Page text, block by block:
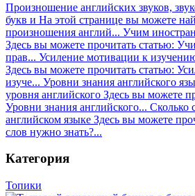
Произношение английских звуков,
букв и На этой странице вы можете
произношения англий... Учим
Здесь вы можете прочитать статью:
прав... Усиление мотивации к
Здесь вы можете прочитать статью:
изуче... Уровни знания английского
уровня английского Здесь вы можете
Уровни знания английского... Сколько
английском языке Здесь вы можете
слов нужно знать?...
Категория
Топики